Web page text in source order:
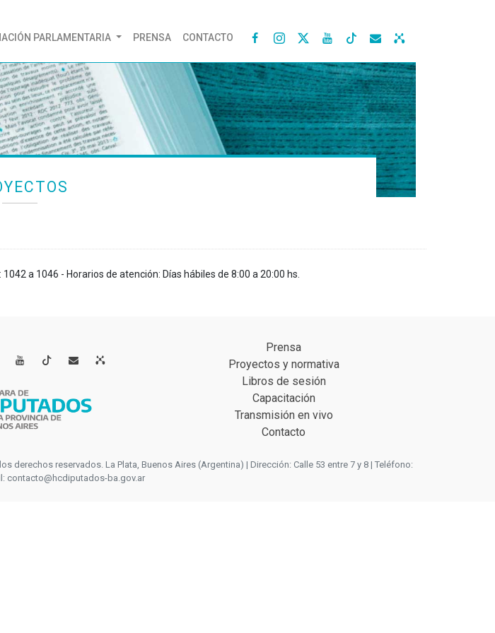
PARLAMENTARIA PRENSA CONTACTO    
a 1046 - Horarios de atención: Días hábiles de 8:00 a 20:00 hs.
  
Prensa
Proyectos y normativa
Libros de sesión
Capacitación
Transmisión en vivo
Contacto
reservados. La Plata, Buenos Aires (Argentina) | Dirección: Calle 53 entre 7 y 8 | Teléfono:
contacto@hcdiputados-ba.gov.ar